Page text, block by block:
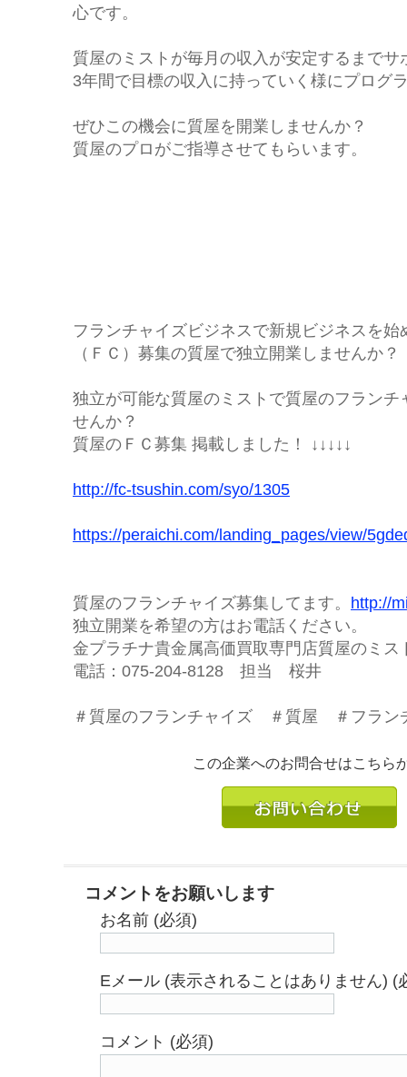
心です。
質屋のミストが毎月の収入が安定するまでサ
3年間で目標の収入に持っていく様にプログ
ぜひこの機会に質屋を開業しませんか？
質屋のプロがご指導させてもらいます。
フランチャイズビジネスで新規ビジネスを始
（ＦＣ）募集の質屋で独立開業しませんか？
独立が可能な質屋のミストで質屋のフランチ
せんか？
質屋のＦＣ募集 掲載しました！ ↓↓↓↓↓
http://fc-tsushin.com/syo/1305
https://peraichi.com/landing_pages/view/
質屋のフランチャイズ募集してます。 http://
独立開業を希望の方はお電話ください。
金プラチナ貴金属高価買取専門店質屋のミ
電話：075-204-8128 担当 桜井
＃質屋のフランチャイズ ＃質屋 ＃フラン
この企業へのお問合せはこちら
コメントをお願いします
お名前 (必須)
Eメール (表示されることはありません) (
コメント (必須)